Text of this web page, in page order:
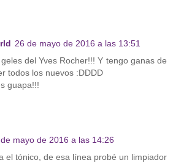
26 de mayo de 2016 a las 13:51
del Yves Rocher!!! Y tengo ganas de
todos los nuevos :DDDD
guapa!!!
mayo de 2016 a las 14:26
el tónico, de esa línea probé un limpiador